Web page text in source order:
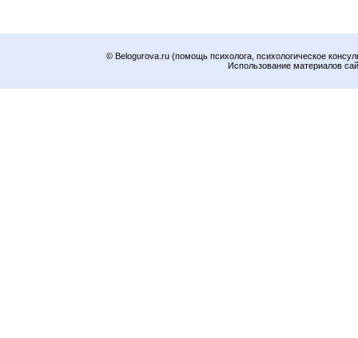
© Belogurova.ru (помощь психолога, психологическое
Использование материалов